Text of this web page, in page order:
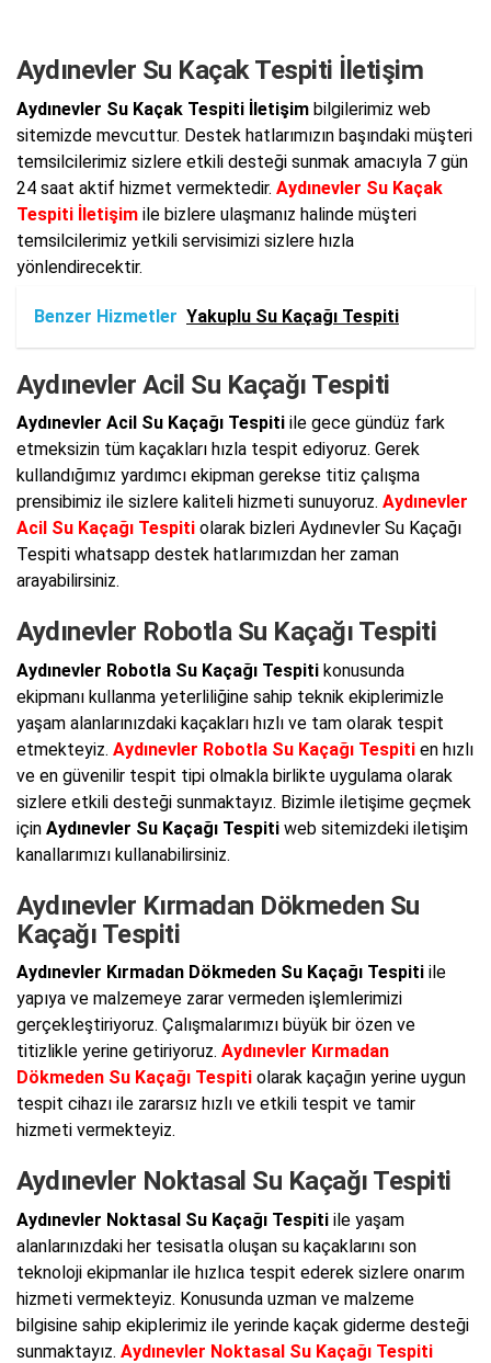
Aydınevler Su Kaçak Tespiti İletişim
Aydınevler Su Kaçak Tespiti İletişim bilgilerimiz web
sitemizde mevcuttur. Destek hatlarımızın başındaki müşteri
temsilcilerimiz sizlere etkili desteği sunmak amacıyla 7 gün
24 saat aktif hizmet vermektedir. Aydınevler Su Kaçak
Tespiti İletişim ile bizlere ulaşmanız halinde müşteri
temsilcilerimiz yetkili servisimizi sizlere hızla
yönlendirecektir.
Benzer Hizmetler Yakuplu Su Kaçağı Tespiti
Aydınevler Acil Su Kaçağı Tespiti
Aydınevler Acil Su Kaçağı Tespiti ile gece gündüz fark
etmeksizin tüm kaçakları hızla tespit ediyoruz. Gerek
kullandığımız yardımcı ekipman gerekse titiz çalışma
prensibimiz ile sizlere kaliteli hizmeti sunuyoruz. Aydınevler
Acil Su Kaçağı Tespiti olarak bizleri Aydınevler Su Kaçağı
Tespiti whatsapp destek hatlarımızdan her zaman
arayabilirsiniz.
Aydınevler Robotla Su Kaçağı Tespiti
Aydınevler Robotla Su Kaçağı Tespiti konusunda
ekipmanı kullanma yeterliliğine sahip teknik ekiplerimizle
yaşam alanlarınızdaki kaçakları hızlı ve tam olarak tespit
etmekteyiz. Aydınevler Robotla Su Kaçağı Tespiti en hızlı
ve en güvenilir tespit tipi olmakla birlikte uygulama olarak
sizlere etkili desteği sunmaktayız. Bizimle iletişime geçmek
için Aydınevler Su Kaçağı Tespiti web sitemizdeki iletişim
kanallarımızı kullanabilirsiniz.
Aydınevler Kırmadan Dökmeden Su
Kaçağı Tespiti
Aydınevler Kırmadan Dökmeden Su Kaçağı Tespiti ile
yapıya ve malzemeye zarar vermeden işlemlerimizi
gerçekleştiriyoruz. Çalışmalarımızı büyük bir özen ve
titizlikle yerine getiriyoruz. Aydınevler Kırmadan
Dökmeden Su Kaçağı Tespiti olarak kaçağın yerine uygun
tespit cihazı ile zararsız hızlı ve etkili tespit ve tamir
hizmeti vermekteyiz.
Aydınevler Noktasal Su Kaçağı Tespiti
Aydınevler Noktasal Su Kaçağı Tespiti ile yaşam
alanlarınızdaki her tesisatla oluşan su kaçaklarını son
teknoloji ekipmanlar ile hızlıca tespit ederek sizlere onarım
hizmeti vermekteyiz. Konusunda uzman ve malzeme
bilgisine sahip ekiplerimiz ile yerinde kaçak giderme desteği
sunmaktayız. Aydınevler Noktasal Su Kaçağı Tespiti